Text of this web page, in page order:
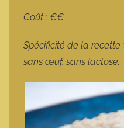
Coût : €€
Spécificité de la recette
sans œuf, sans lactose.